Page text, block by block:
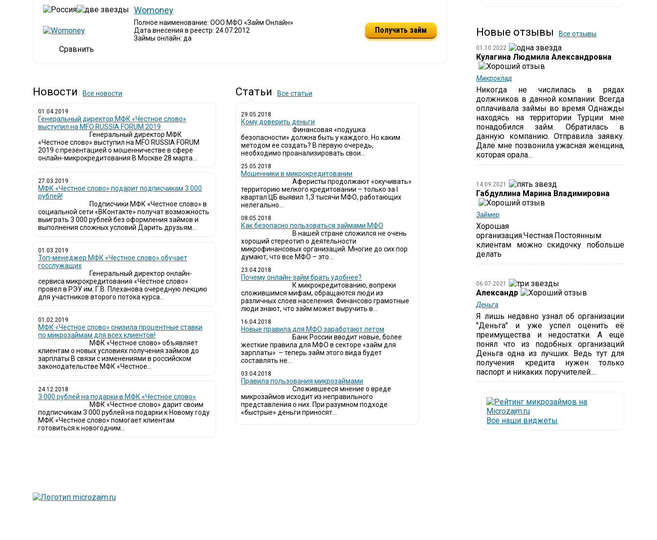
Womoney
Полное наименование: ООО МФО «Займ Онлайн»
Дата внесения в реестр: 24.07.2012
Займы онлайн: да
Получить займ
Новости Все новости
01.04.2019
Генеральный директор МФК «Честное слово»
выступил на MFO RUSSIA FORUM 2019
Генеральный директор МФК
«Честное слово» выступил на MFO RUSSIA FORUM
2019 с презентацией о мошенничестве в сфере
онлайн-микрокредитования В Москве 28 марта...
27.03.2019
МФК «Честное слово» подарит подписчикам 3 000
рублей!
Подписчики МФК «Честное слово» в
социальной сети «ВКонтакте» получат возможность
выиграть 3 000 рублей без оформления займов и
выполнения сложных условий Дарить друзьям...
01.03.2019
Топ-менеджер МФК «Честное слово» обучает
госслужащих
Генеральный директор онлайн-
сервиса микрокредитования «Честное слово»
провел в РЭУ им. Г.В. Плеханова очередную лекцию
для участников второго потока курса...
01.02.2019
МФК «Честное слово» снизила процентные ставки
по микрозаймам для всех клиентов!
МФК «Честное слово» объявляет
клиентам о новых условиях получения займов до
зарплаты В связи с изменениями в российском
законодательстве МФК «Честное...
24.12.2018
3 000 рублей на подарки в МФК «Честное слово»
МФК «Честное слово» дарит своим
подписчикам 3 000 рублей на подарки к Новому году
МФК «Честное слово» помогает клиентам
готовиться к новогодним...
Статьи Все статьи
29.05.2018
Кому доверить деньги
Финансовая «подушка
безопасности» должна быть у каждого. Но каким
методом ее создать? В первую очередь,
необходимо проанализировать свои...
25.05.2018
Мошенники в микрокредитовании
Аферисты продолжают «окучивать»
территорию мелкого кредитовании – только за I
квартал ЦБ выявил 1,3 тысячи МФО, работающих
нелегально...
08.05.2018
Как безопасно пользоваться займами МФО
В нашей стране сложился не очень
хороший стереотип о деятельности
микрофинансовых организаций. Многие до сих пор
думают, что все МФО – это...
23.04.2018
Почему онлайн-займ брать удобнее?
К микрокредитованию, вопреки
сложившимся мифам, обращаются люди из
различных слоев населения. Финансово грамотные
люди знают, что займ может выручить в...
16.04.2018
Новые правила для МФО заработают летом
Банк России вводит новые, более
жесткие правила для МФО в секторе «займ для
зарплаты» – теперь займ этого вида будет
составлять не...
03.04.2018
​Правила пользования микрозаймами
Сложившееся мнение о вреде
микрозаймов исходит из неправильного
представления о них. При разумном подходе
«быстрые» деньги приносят...
Новые отзывы Все отзывы
01.10.2022
Кулагина Людмила Александровна
Микроклад
Никогда не числилась в рядах
должников в данной компании. Всегда
оплачивала займы во время Однажды
находясь на территории Турции мне
понадобился займ. Обратилась в
данную компанию. Отправила заявку.
Дале мне позвонила ужасная женщина,
которая орала...
14.09.2021
Габдуллина Марина Владимировна
Займер
Хорошая
организация.Честная.Постоянным
клиентам можно скидочку побольше
делать
06.07.2021
Александр
Деньга
Я лишь недавно узнал об организации
"Деньга" и уже успел оценить её
преимущества и недостатки. А ещё
понял что из подобных организаций
Деньга одна из лучших. Ведь тут для
получения кредита нужен только
паспорт и никаких поручителей....
Все наши виджеты